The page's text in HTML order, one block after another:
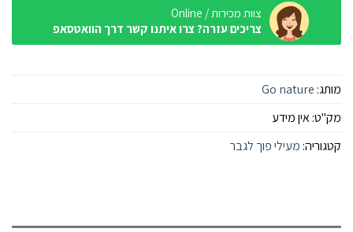
צוות מכירות / Online
צריכים עזרה? צרו איתנו קשר דרך הוואטסאפ
מותג: Go nature
מק"ט:אין מידע
קטגוריה: מעילי פוך לגבר